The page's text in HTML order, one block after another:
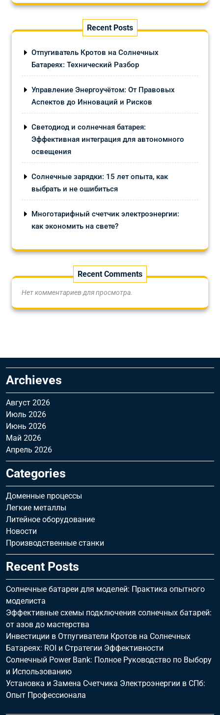
Recent Posts
Отпугиватель Кротов на Солнечных
Батареях: Технический Разбор
Управление Энергоучётом: От Правовых
Аспектов до Инноваций и Рисков
Светодиод и солнечная батарея:
Эффективная интеграция для автономного
освещения
Солнечные зарядки: 15 лет опыта, как
выбрать и не ошибиться
Многотарифный счетчик электроэнергии:
как экономить на свете?
Recent Comments
Нет комментариев для просмотра.
Archieves
Август 2026
Июль 2026
Июнь 2026
Май 2026
Апрель 2026
Categories
Доменные процессы
Легкие металлы
Литейное оборудование
Новости
Производственные станки
Recent Posts
Солнечные батареи для моделей: Практика опытного
моделиста
Эффективные схемы подключения солнечных батарей:
от азов до мастерства
Инвестиции в Отпугиватели Кротов на Солнечных
Батареях: ROI и Стратегии Эффективности
Солнечный Power Bank: Полное Руководство по Выбору
и Использованию
Установка и Замена Счетчика Электроэнергии в СПб:
Опыт Профессионала